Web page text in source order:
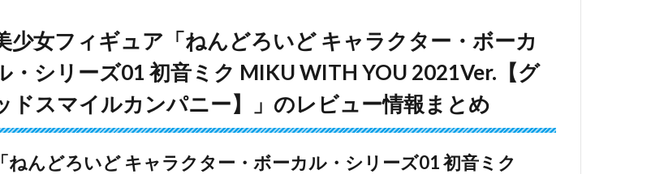
少女フィギュア「ねんどろいど キャラクター・ボーカ
・シリーズ01 初音ミク MIKU WITH YOU 2021Ver.【グ
ドスマイルカンパニー】」のレビュー情報まとめ
「ねんどろいど キャラクター・ボーカル・シリーズ01 初音ミク